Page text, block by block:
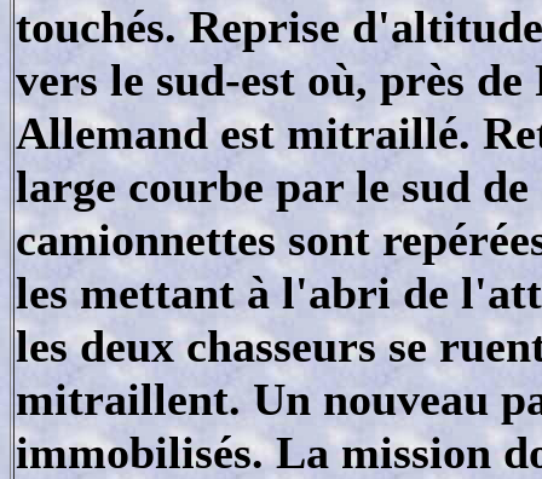
touchés. Reprise
vers le sud-est où, près
Allemand est mitraillé.
large courbe par le sud
camionnettes sont
les mettant à l'abri de
les deux chasseurs se
mitraillent. Un nouveau
immobilisés. La mission